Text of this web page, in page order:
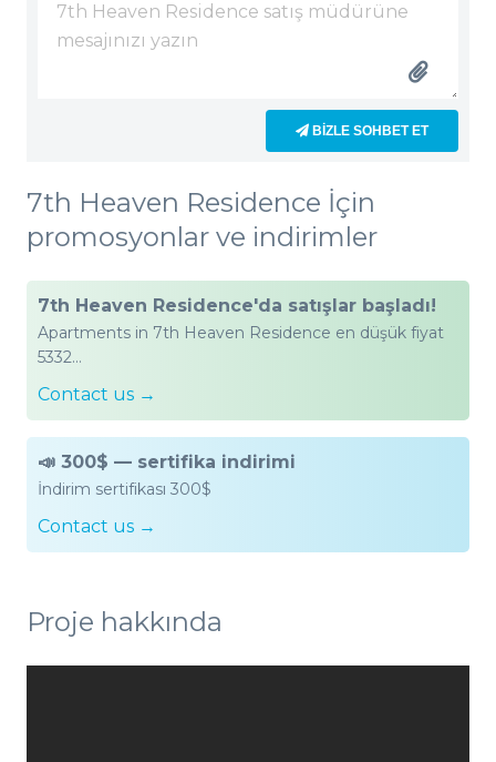
BIZLE SOHBET ET
7th Heaven Residence İçin
promosyonlar ve indirimler
7th Heaven Residence'da satışlar başladı!
Apartments in 7th Heaven Residence en düşük fiyat
5332…
Contact us →
📣 300$ — sertifika indirimi
İndirim sertifikası 300$
Contact us →
Proje hakkında